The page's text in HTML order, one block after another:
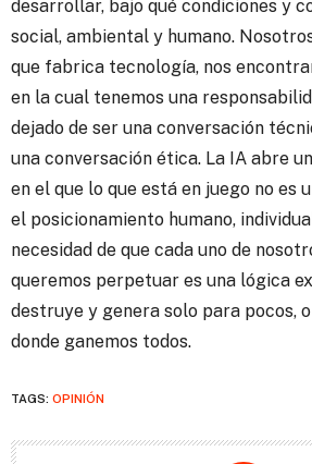
desarrollar, bajo qué condiciones y
social, ambiental y humano.
que fabrica tecnología, nos
en la cual tenemos una
dejado de ser una conversación
una conversación ética. La IA abre
en el que lo que está en juego no es
el posicionamiento humano,
necesidad de que cada uno de
queremos perpetuar es una lógica
destruye y genera solo para pocos,
donde ganemos todos.
TAGS: OPINIÓN